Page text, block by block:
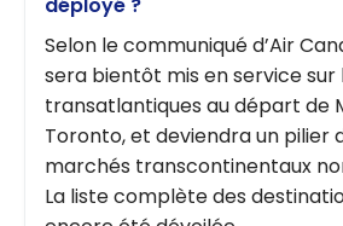
Selon le communiqué d’Air
sera bientôt mis en service sur
transatlantiques au départ de
Toronto, et deviendra un pilier
marchés transcontinentaux
La liste complète des